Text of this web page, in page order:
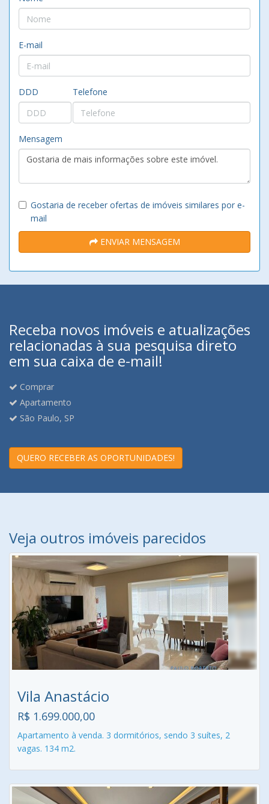
E-mail
DDD Telefone
Mensagem
Gostaria de receber ofertas de imóveis similares por e-
mail
ENVIAR MENSAGEM
Receba novos imóveis e atualizações
relacionadas à sua pesquisa direto
em sua caixa de e-mail!
Comprar
Apartamento
São Paulo, SP
QUERO RECEBER AS OPORTUNIDADES!
Veja outros imóveis parecidos
Vila Anastácio
R$ 1.699.000,00
Apartamento à venda. 3 dormitórios, sendo 3 suítes, 2
vagas. 134 m2.